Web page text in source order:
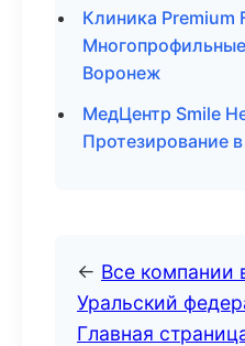
Клиника Premium
Воронеж
МедЦентр Smile
Протезирование
← Все компании
Уральский
Главная